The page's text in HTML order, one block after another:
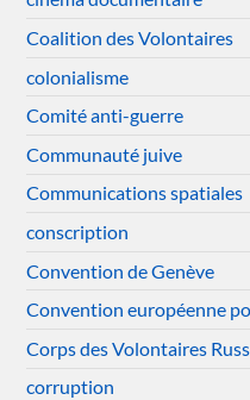
Coalition des Volontaires
colonialisme
Comité anti-guerre
Communauté juive
Communications spatiales
conscription
Convention de Genève
Convention européenne
Corps des Volontaires
corruption